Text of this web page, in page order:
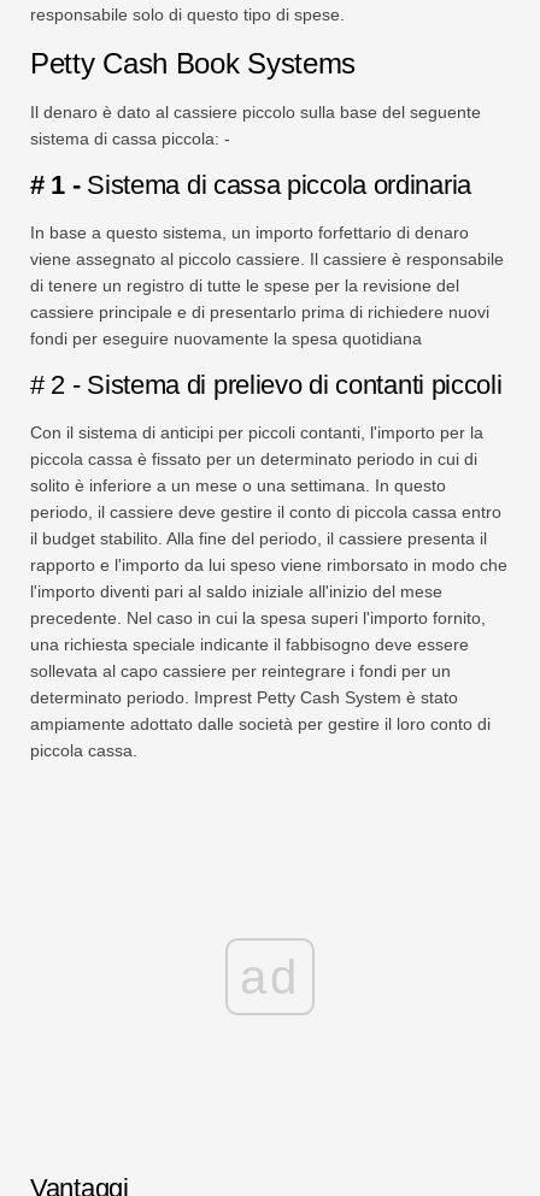
responsabile solo di questo tipo di spese.
Petty Cash Book Systems
Il denaro è dato al cassiere piccolo sulla base del seguente
sistema di cassa piccola: -
# 1 -Sistema di cassa piccola ordinaria
In base a questo sistema, un importo forfettario di denaro
viene assegnato al piccolo cassiere. Il cassiere è responsabile
di tenere un registro di tutte le spese per la revisione del
cassiere principale e di presentarlo prima di richiedere nuovi
fondi per eseguire nuovamente la spesa quotidiana
# 2 - Sistema di prelievo di contanti piccoli
Con il sistema di anticipi per piccoli contanti, l'importo per la
piccola cassa è fissato per un determinato periodo in cui di
solito è inferiore a un mese o una settimana. In questo
periodo, il cassiere deve gestire il conto di piccola cassa entro
il budget stabilito. Alla fine del periodo, il cassiere presenta il
rapporto e l'importo da lui speso viene rimborsato in modo che
l'importo diventi pari al saldo iniziale all'inizio del mese
precedente. Nel caso in cui la spesa superi l'importo fornito,
una richiesta speciale indicante il fabbisogno deve essere
sollevata al capo cassiere per reintegrare i fondi per un
determinato periodo. Imprest Petty Cash System è stato
ampiamente adottato dalle società per gestire il loro conto di
piccola cassa.
ad
Vantaggi